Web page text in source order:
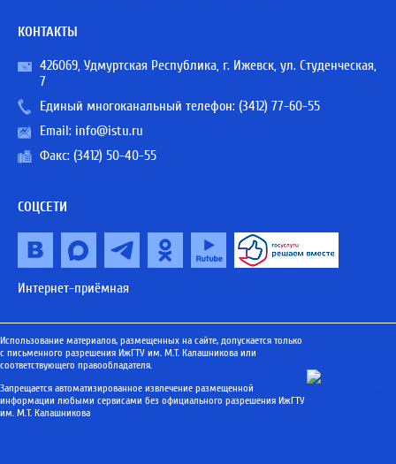
КОНТАКТЫ
426069, Удмуртская Республика, г. Ижевск, ул. Студенческая,
7
Единый многоканальный телефон: (3412) 77-60-55
Email: info@istu.ru
Факс: (3412) 50-40-55
СОЦСЕТИ
Интернет-приёмная
Использование материалов, размещенных на сайте, допускается только
с письменного разрешения ИжГТУ им. М.Т. Калашникова или
соответствующего правообладателя.
Запрещается автоматизированное извлечение размещенной
информации любыми сервисами без официального разрешения ИжГТУ
им. М.Т. Калашникова